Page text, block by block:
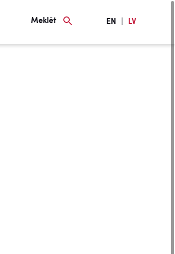
Meklēt EN LV